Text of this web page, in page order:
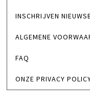
INSCHRIJVEN
ALGEMENE
FAQ
ONZE PRIVACY